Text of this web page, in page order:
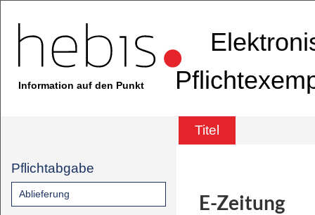
Information auf den Punkt
Titel
Pflichtabgabe
Ablieferung E-Zeitung